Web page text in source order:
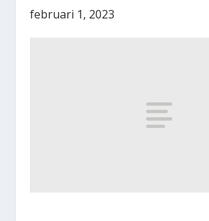
februari 1, 2023